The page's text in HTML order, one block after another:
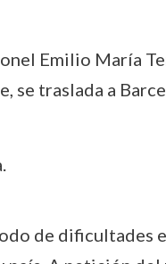
Emilio María
se traslada a
de dificultades